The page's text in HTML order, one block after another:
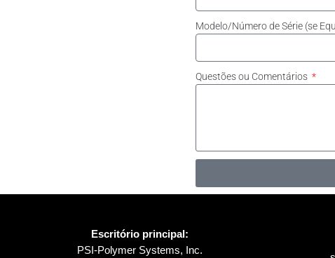
Modelo/Número de Série (se
Questões ou Comentários
Escritório principal:
PSI-Polymer Systems, Inc.